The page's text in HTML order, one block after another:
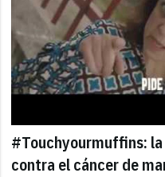
#Touchyourmuffins:
contra el cáncer de